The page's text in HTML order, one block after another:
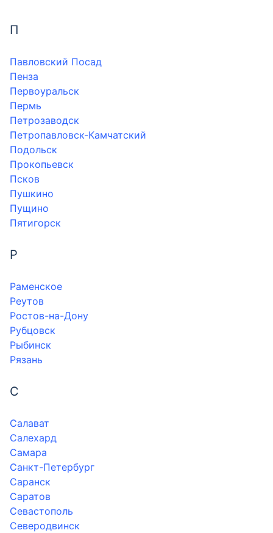
П
Павловский Посад
Пенза
Первоуральск
Пермь
Петрозаводск
Петропавловск-Камчатский
Подольск
Прокопьевск
Псков
Пушкино
Пущино
Пятигорск
Р
Раменское
Реутов
Ростов-на-Дону
Рубцовск
Рыбинск
Рязань
С
Салават
Салехард
Самара
Санкт-Петербург
Саранск
Саратов
Севастополь
Северодвинск